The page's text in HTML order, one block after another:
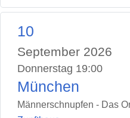
10
September 2026
Donnerstag 19:00
München
Männerschnupfen - Das